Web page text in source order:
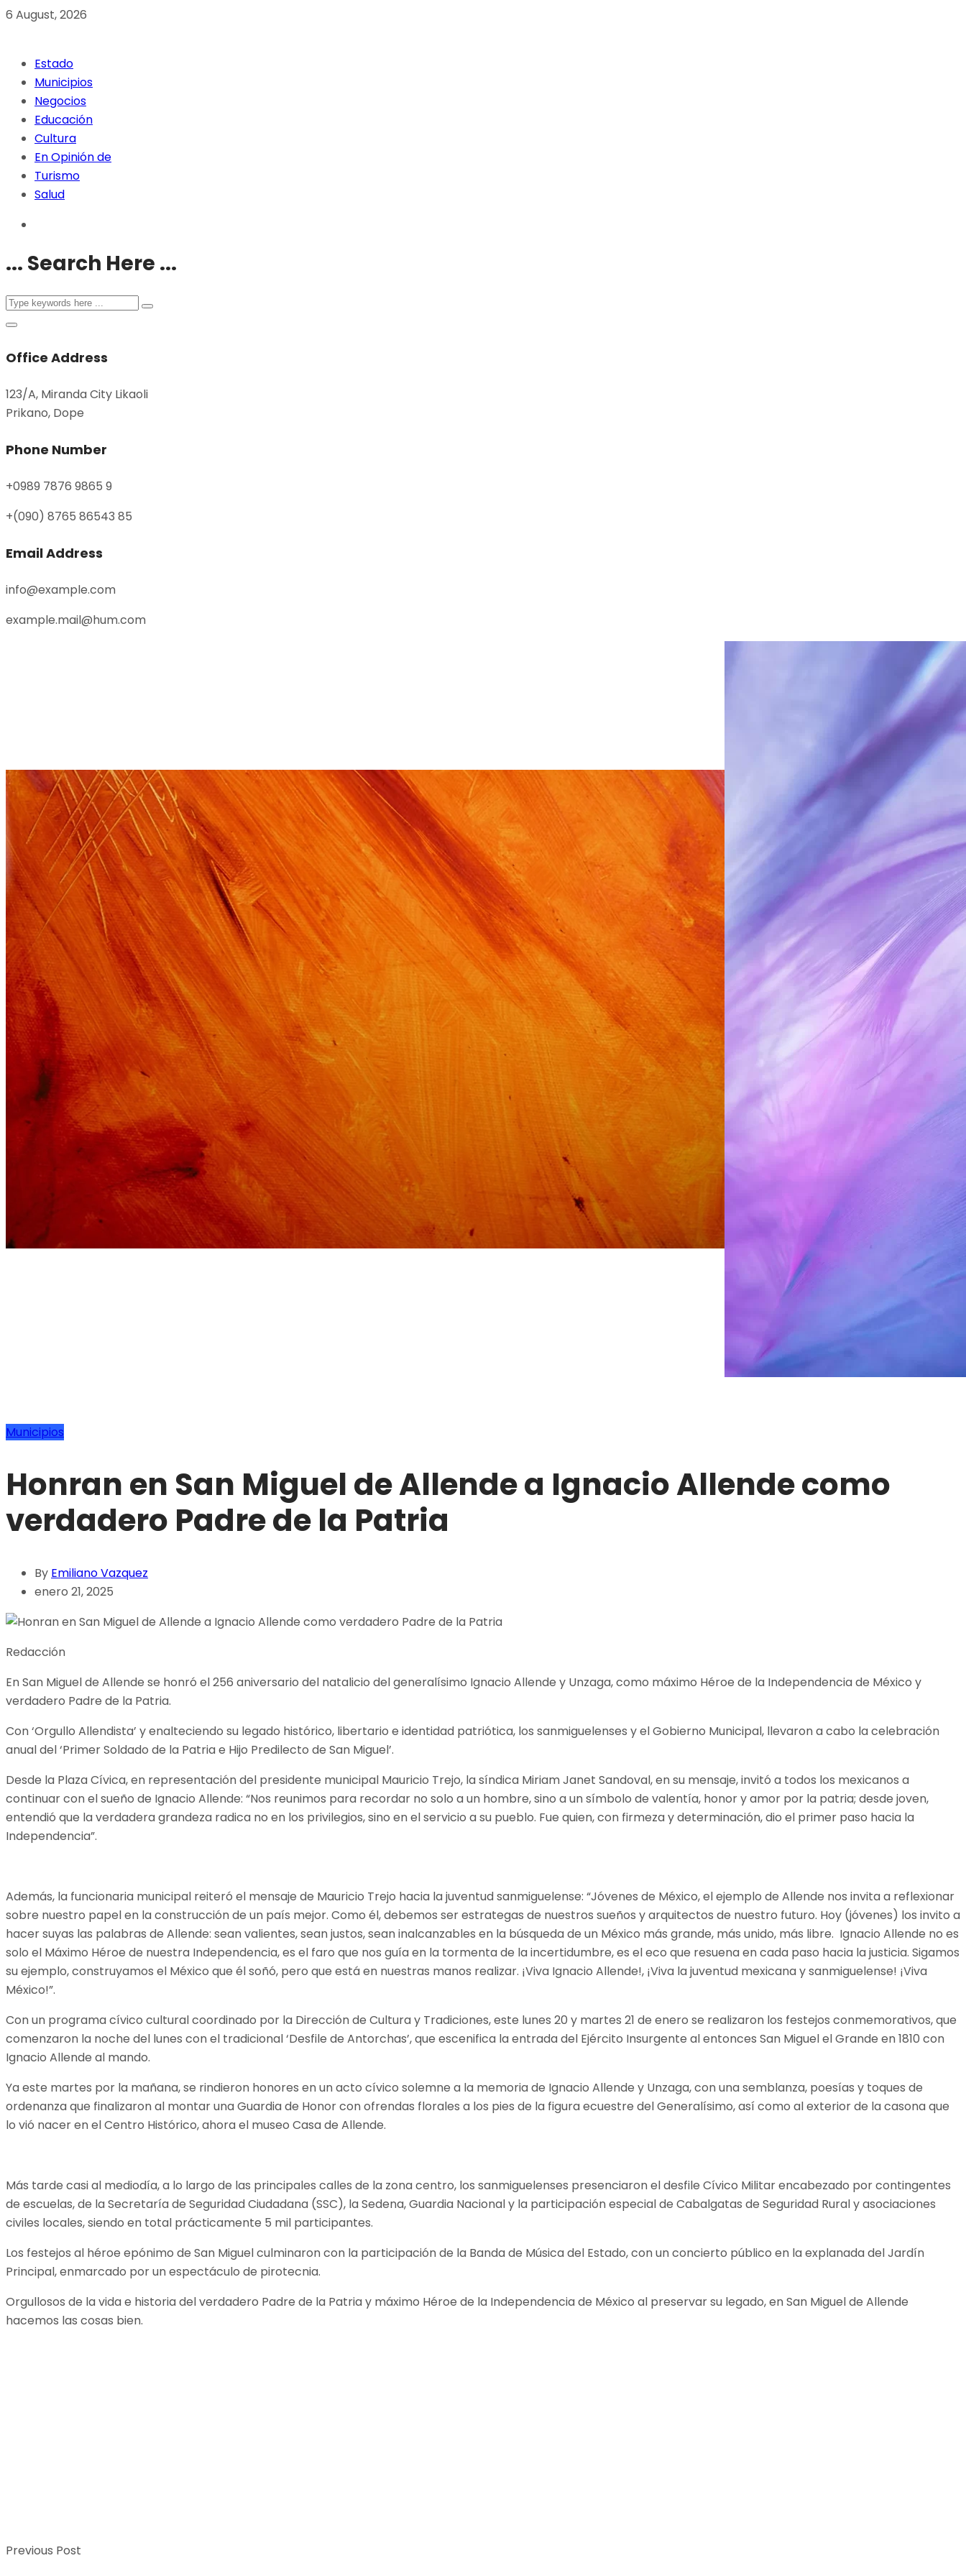
6 August, 2026
Estado
Municipios
Negocios
Educación
Cultura
En Opinión de
Turismo
Salud
... Search Here ...
Office Address
123/A, Miranda City Likaoli
Prikano, Dope
Phone Number
+0989 7876 9865 9
+(090) 8765 86543 85
Email Address
info@example.com
example.mail@hum.com
Municipios
Honran en San Miguel de Allende a Ignacio Allende como
verdadero Padre de la Patria
By Emiliano Vazquez
enero 21, 2025
Redacción
En San Miguel de Allende se honró el 256 aniversario del natalicio del generalísimo Ignacio Allende y Unzaga, como máximo Héroe de la Independencia de México y
verdadero Padre de la Patria.
Con ‘Orgullo Allendista’ y enalteciendo su legado histórico, libertario e identidad patriótica, los sanmiguelenses y el Gobierno Municipal, llevaron a cabo la celebración
anual del ‘Primer Soldado de la Patria e Hijo Predilecto de San Miguel’.
Desde la Plaza Cívica, en representación del presidente municipal Mauricio Trejo, la síndica Miriam Janet Sandoval, en su mensaje, invitó a todos los mexicanos a
continuar con el sueño de Ignacio Allende: “Nos reunimos para recordar no solo a un hombre, sino a un símbolo de valentía, honor y amor por la patria; desde joven,
entendió que la verdadera grandeza radica no en los privilegios, sino en el servicio a su pueblo. Fue quien, con firmeza y determinación, dio el primer paso hacia la
Independencia”.
Además, la funcionaria municipal reiteró el mensaje de Mauricio Trejo hacia la juventud sanmiguelense: “Jóvenes de México, el ejemplo de Allende nos invita a reflexionar
sobre nuestro papel en la construcción de un país mejor. Como él, debemos ser estrategas de nuestros sueños y arquitectos de nuestro futuro. Hoy (jóvenes) los invito a
hacer suyas las palabras de Allende: sean valientes, sean justos, sean inalcanzables en la búsqueda de un México más grande, más unido, más libre. Ignacio Allende no es
solo el Máximo Héroe de nuestra Independencia, es el faro que nos guía en la tormenta de la incertidumbre, es el eco que resuena en cada paso hacia la justicia. Sigamos
su ejemplo, construyamos el México que él soñó, pero que está en nuestras manos realizar. ¡Viva Ignacio Allende!, ¡Viva la juventud mexicana y sanmiguelense! ¡Viva
México!”.
Con un programa cívico cultural coordinado por la Dirección de Cultura y Tradiciones, este lunes 20 y martes 21 de enero se realizaron los festejos conmemorativos, que
comenzaron la noche del lunes con el tradicional ‘Desfile de Antorchas’, que escenifica la entrada del Ejército Insurgente al entonces San Miguel el Grande en 1810 con
Ignacio Allende al mando.
Ya este martes por la mañana, se rindieron honores en un acto cívico solemne a la memoria de Ignacio Allende y Unzaga, con una semblanza, poesías y toques de
ordenanza que finalizaron al montar una Guardia de Honor con ofrendas florales a los pies de la figura ecuestre del Generalísimo, así como al exterior de la casona que
lo vió nacer en el Centro Histórico, ahora el museo Casa de Allende.
Más tarde casi al mediodía, a lo largo de las principales calles de la zona centro, los sanmiguelenses presenciaron el desfile Cívico Militar encabezado por contingentes
de escuelas, de la Secretaría de Seguridad Ciudadana (SSC), la Sedena, Guardia Nacional y la participación especial de Cabalgatas de Seguridad Rural y asociaciones
civiles locales, siendo en total prácticamente 5 mil participantes.
Los festejos al héroe epónimo de San Miguel culminaron con la participación de la Banda de Música del Estado, con un concierto público en la explanada del Jardín
Principal, enmarcado por un espectáculo de pirotecnia.
Orgullosos de la vida e historia del verdadero Padre de la Patria y máximo Héroe de la Independencia de México al preservar su legado, en San Miguel de Allende
hacemos las cosas bien.
Previous Post